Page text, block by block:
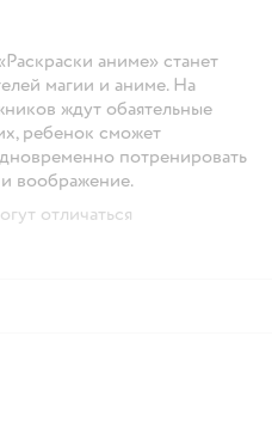
аниме» станет
магии и аниме. На
ждут обаятельные
ребенок сможет
потренировать
воображение.
отличаться